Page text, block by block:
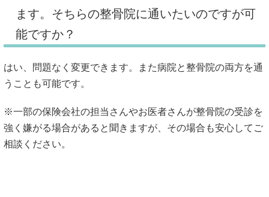
ます。そちらの整骨院に通いたいのですが可
能ですか？
はい、問題なく変更できます。また病院と整骨院の両方を通
うことも可能です。
※一部の保険会社の担当さんやお医者さんが整骨院の受診を
強く嫌がる場合があると聞きますが、その場合も安心してご
相談ください。